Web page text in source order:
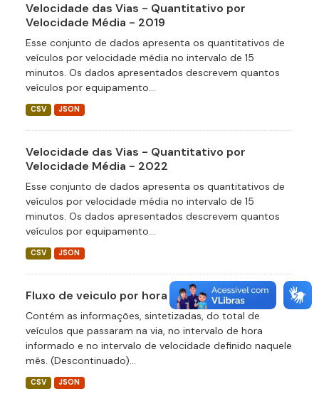
Velocidade das Vias - Quantitativo por
Velocidade Média - 2019
Esse conjunto de dados apresenta os quantitativos de
veículos por velocidade média no intervalo de 15
minutos. Os dados apresentados descrevem quantos
veículos por equipamento...
CSV JSON
Velocidade das Vias - Quantitativo por
Velocidade Média - 2022
Esse conjunto de dados apresenta os quantitativos de
veículos por velocidade média no intervalo de 15
minutos. Os dados apresentados descrevem quantos
veículos por equipamento...
CSV JSON
Fluxo de veiculo por hora
Contém as informações, sintetizadas, do total de
veículos que passaram na via, no intervalo de hora
informado e no intervalo de velocidade definido naquele
mês. (Descontinuado)...
CSV JSON